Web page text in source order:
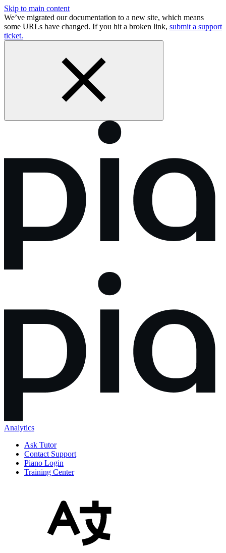
Skip to main content
We’ve migrated our documentation to a new site, which means
some URLs have changed. If you hit a broken link, submit a support
ticket.
Analytics
Ask Tutor
Contact Support
Piano Login
Training Center